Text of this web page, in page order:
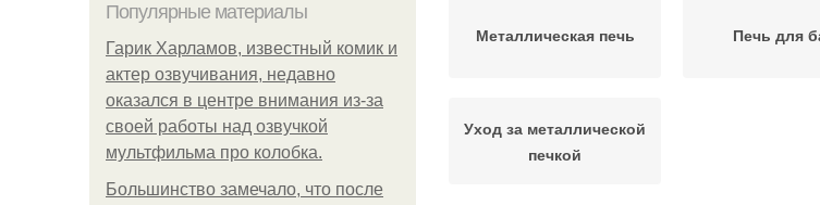
Популярные материалы
Гарик Харламов, известный комик и
актер озвучивания, недавно
оказался в центре внимания из-за
своей работы над озвучкой
мультфильма про колобка.
Большинство замечало, что после
Металлическая печь Печь для
Уход за металлической
печкой